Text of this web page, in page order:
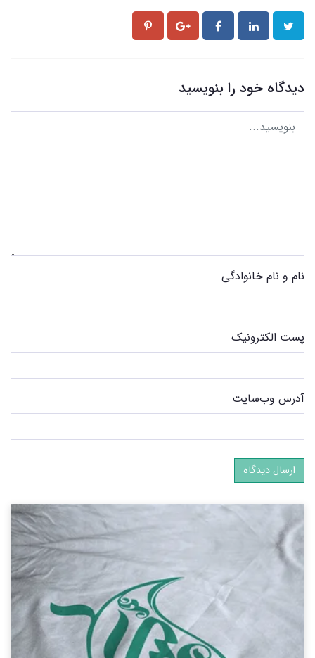
دیدگاه خود را بنویسید
نام و نام خانوادگی
پست الکترونیک
آدرس وب‌سایت
ارسال دیدگاه